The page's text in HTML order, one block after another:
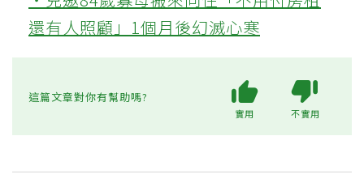
還有人照顧」1個月後幻滅心寒
這篇文章對你有幫助嗎?
實用 不實用